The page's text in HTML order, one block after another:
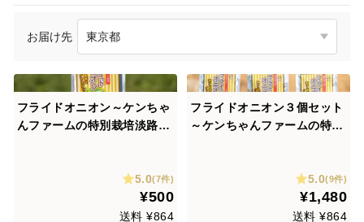
お届け先
フライドオニオン～ケンちゃ
んファームの特別栽培淡路島
5.0(7件)
¥500
送料 ¥864
フライドオニオン３個セット
～ケンちゃんファームの特別
5.0(9件)
¥1,480
送料 ¥864